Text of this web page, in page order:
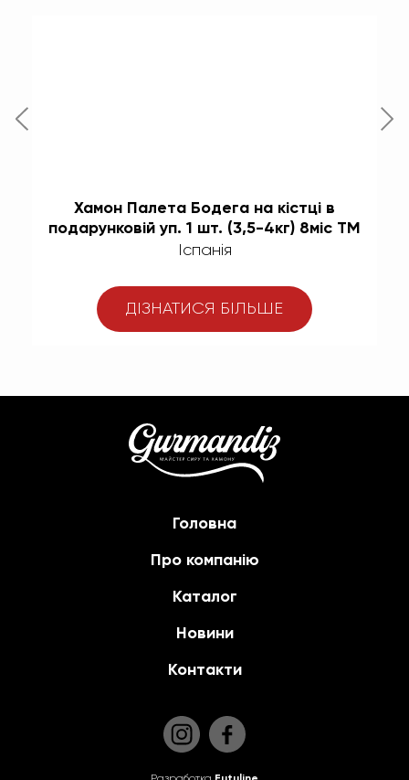
Хамон Палета Бодега на кістці в
подарунковій уп. 1 шт. (3,5-4кг) 8міс TM
Espana
Іспанія
ДІЗНАТИСЯ БІЛЬШЕ
Головна
Про компанію
Каталог
Новини
Контакти